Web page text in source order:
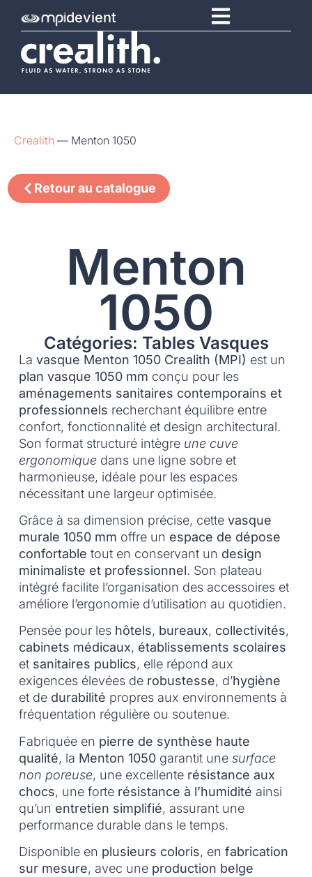
devient
Crealith — Menton 1050
Retour au catalogue
Menton
1050
Catégories: Tables Vasques
La vasque Menton 1050 Crealith (MPI) est un
plan vasque 1050 mm conçu pour les
aménagements sanitaires contemporains et
professionnels recherchant équilibre entre
confort, fonctionnalité et design architectural.
Son format structuré intègre une cuve
ergonomiquedans une ligne sobre et
harmonieuse, idéale pour les espaces
nécessitant une largeur optimisée.
Grâce à sa dimension précise, cette vasque
murale 1050 mm offre un espace de dépose
confortable tout en conservant un design
minimaliste et professionnel. Son plateau
intégré facilite l’organisation des accessoires et
améliore l’ergonomie d’utilisation au quotidien.
Pensée pour les hôtels, bureaux, collectivités,
cabinets médicaux, établissements scolaires
et sanitaires publics, elle répond aux
exigences élevées de robustesse, d’hygiène
et de durabilité propres aux environnements à
fréquentation régulière ou soutenue.
Fabriquée en pierre de synthèse haute
qualité, la Menton 1050garantit une surface
non poreuse, une excellente résistance aux
chocs, une forte résistance à l’humidité ainsi
qu’un entretien simplifié, assurant une
performance durable dans le temps.
Disponible en plusieurs coloris, en fabrication
sur mesure, avec une production belge